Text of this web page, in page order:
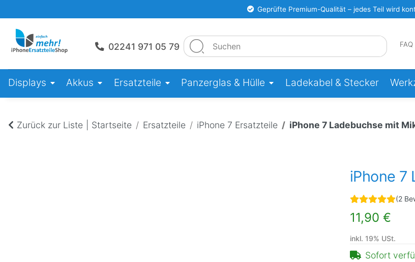
Geprüfte Premium-Qualität – jedes Teil wird
02241 971 05 79 FAQ
Displays Akkus Ersatzteile Panzerglas & Hülle Ladekabel & Stecker
Zurück zur Liste Startseite Ersatzteile iPhone 7 Ersatzteile iPhone 7 Ladebuchse mit
iPhone 7
(2
11,90 €
inkl. 19% USt.
Sofort